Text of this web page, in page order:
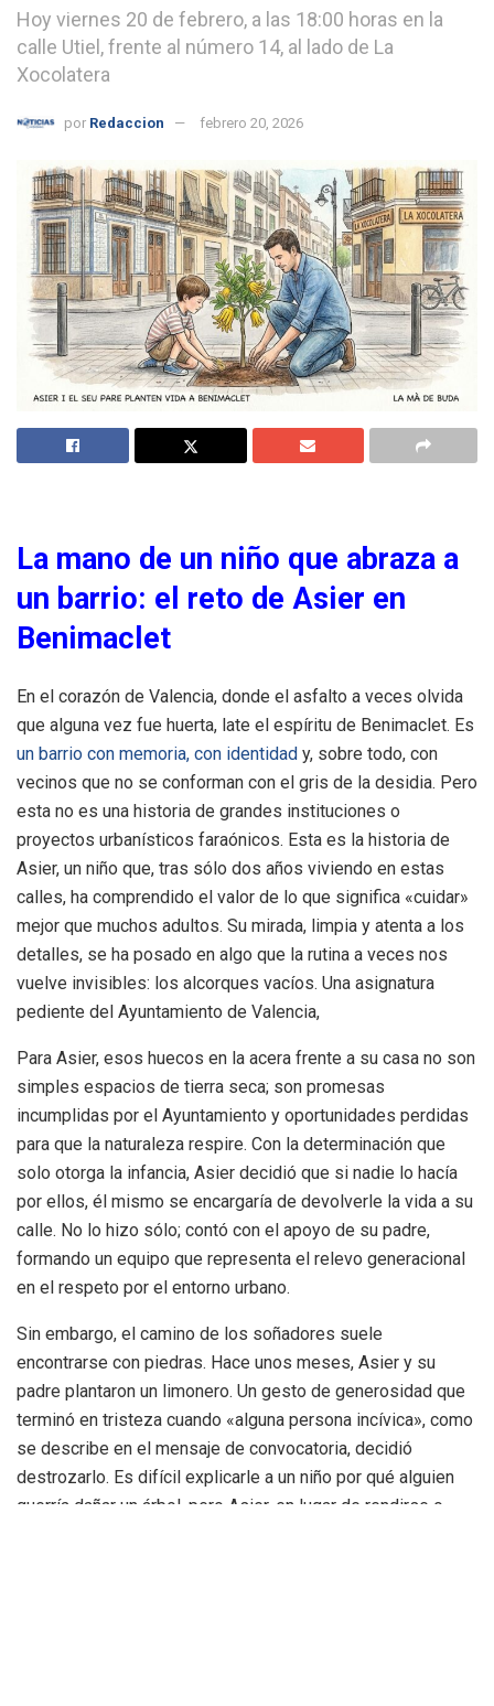
Hoy viernes 20 de febrero, a las 18:00 horas en la
calle Utiel, frente al número 14, al lado de La
Xocolatera
por Redaccion febrero 20, 2026
La mano de un niño que abraza a
un barrio: el reto de Asier en
Benimaclet
En el corazón de Valencia, donde el asfalto a veces olvida
que alguna vez fue huerta, late el espíritu de Benimaclet. Es
un barrio con memoria, con identidad y, sobre todo, con
vecinos que no se conforman con el gris de la desidia. Pero
esta no es una historia de grandes instituciones o
proyectos urbanísticos faraónicos. Esta es la historia de
Asier, un niño que, tras sólo dos años viviendo en estas
calles, ha comprendido el valor de lo que significa «cuidar»
mejor que muchos adultos. Su mirada, limpia y atenta a los
detalles, se ha posado en algo que la rutina a veces nos
vuelve invisibles: los alcorques vacíos. Una asignatura
pediente del Ayuntamiento de Valencia,
Para Asier, esos huecos en la acera frente a su casa no son
simples espacios de tierra seca; son promesas
incumplidas por el Ayuntamiento y oportunidades perdidas
para que la naturaleza respire. Con la determinación que
solo otorga la infancia, Asier decidió que si nadie lo hacía
por ellos, él mismo se encargaría de devolverle la vida a su
calle. No lo hizo sólo; contó con el apoyo de su padre,
formando un equipo que representa el relevo generacional
en el respeto por el entorno urbano.
Sin embargo, el camino de los soñadores suele
encontrarse con piedras. Hace unos meses, Asier y su
padre plantaron un limonero. Un gesto de generosidad que
terminó en tristeza cuando «alguna persona incívica», como
se describe en el mensaje de convocatoria, decidió
destrozarlo. Es difícil explicarle a un niño por qué alguien
querría dañar un árbol, pero Asier, en lugar de rendirse o